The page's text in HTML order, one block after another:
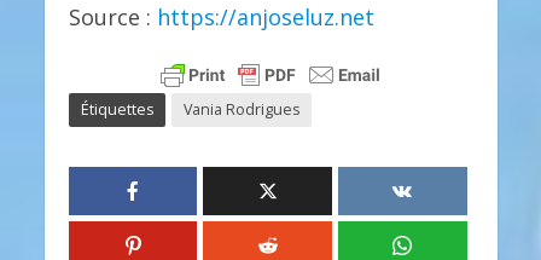
Source : https://anjoseluz.net
Étiquettes Vania Rodrigues